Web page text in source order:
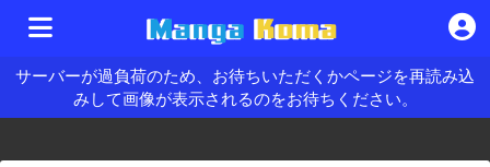
サーバーが過負荷のため、お待ちいただくかページを再読み込
みして画像が表示されるのをお待ちください。